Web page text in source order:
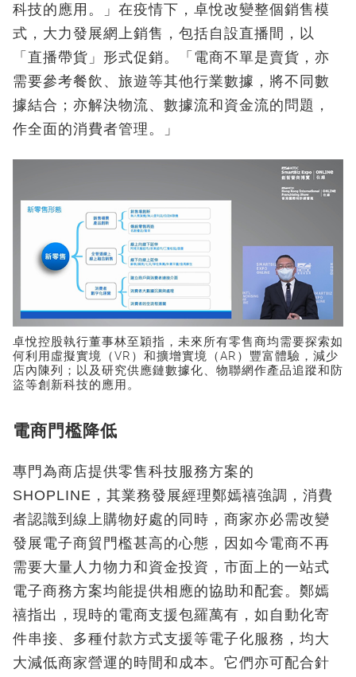
科技的應用。」在疫情下，卓悅改變整個銷售模
式，大力發展網上銷售，包括自設直播間，以
「直播帶貨」形式促銷。「電商不單是賣貨，亦
需要參考餐飲、旅遊等其他行業數據，將不同數
據結合；亦解決物流、數據流和資金流的問題，
作全面的消費者管理。」
卓悅控股執行董事林至穎指，未來所有零售商均需要探索如
何利用虛擬實境（VR）和擴增實境（AR）豐富體驗，減少
店內陳列；以及研究供應鏈數據化、物聯網作產品追蹤和防
盜等創新科技的應用。
電商門檻降低
專門為商店提供零售科技服務方案的
SHOPLINE，其業務發展經理鄭嫣禧強調，消費
者認識到線上購物好處的同時，商家亦必需改變
發展電子商貿門檻甚高的心態，因如今電商不再
需要大量人力物力和資金投資，市面上的一站式
電子商務方案均能提供相應的協助和配套。鄭嫣
禧指出，現時的電商支援包羅萬有，如自動化寄
件串接、多種付款方式支援等電子化服務，均大
大減低商家營運的時間和成本。它們亦可配合針